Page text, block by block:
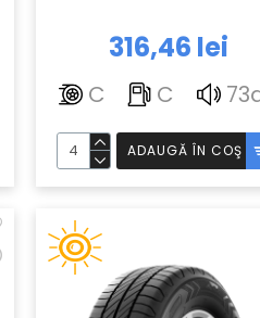
316,46 lei
C C
ADAUGĂ ÎN COŞ